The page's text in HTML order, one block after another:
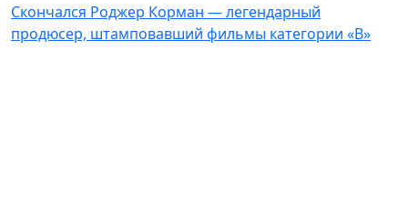
Скончался Роджер Корман — легендарный
продюсер, штамповавший фильмы категории «B»